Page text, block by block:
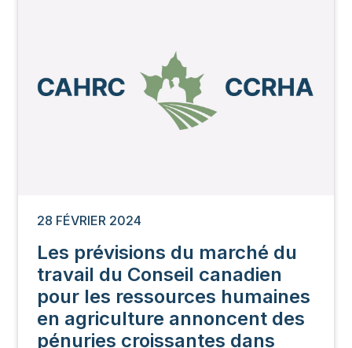
28 FÉVRIER 2024
Les prévisions du marché du
travail du Conseil canadien
pour les ressources humaines
en agriculture annoncent des
pénuries croissantes dans